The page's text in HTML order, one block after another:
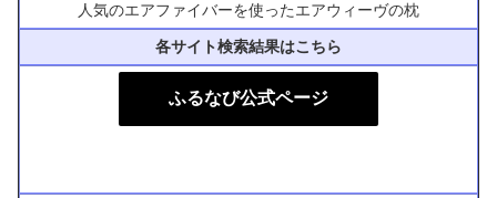
人気のエアファイバーを使ったエアウィーヴの枕
各サイト検索結果はこちら
ふるなび公式ページ